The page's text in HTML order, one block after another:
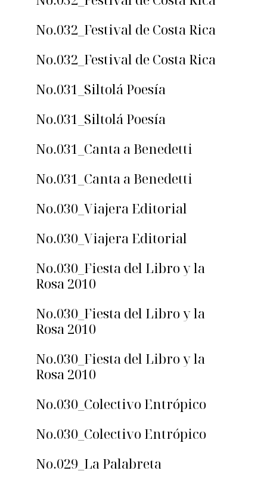
No.032_Festival de Costa Rica
No.032_Festival de Costa Rica
No.031_Siltolá Poesía
No.031_Siltolá Poesía
No.031_Canta a Benedetti
No.031_Canta a Benedetti
No.030_Viajera Editorial
No.030_Viajera Editorial
No.030_Fiesta del Libro y la
Rosa 2010
No.030_Fiesta del Libro y la
Rosa 2010
No.030_Fiesta del Libro y la
Rosa 2010
No.030_Colectivo Entrópico
No.030_Colectivo Entrópico
No.029_La Palabreta